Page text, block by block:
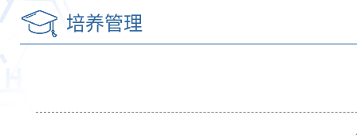
培养管理